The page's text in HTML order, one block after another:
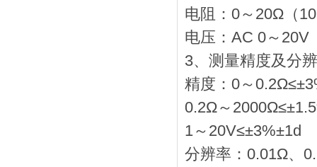
电阻：0～20Ω（
电压：AC 0～20V
3、测量精度及分
精度：0～
0.2Ω～
1～20V≤±3%±1d
分辨率：0.01Ω、